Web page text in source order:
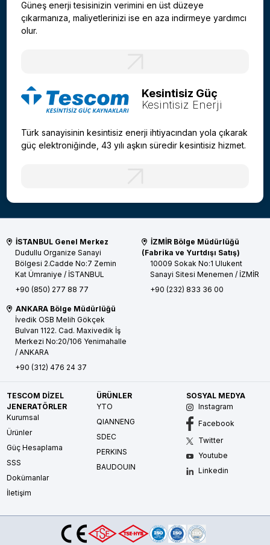
Güneş enerji tesisinizin verimini en üst düzeye
çıkarmanıza, maliyetlerinizi ise en aza indirmeye yardımcı
olur.
Kesintisiz Güç
Kesintisiz Enerji
Türk sanayisinin kesintisiz enerji ihtiyacından yola çıkarak
güç elektroniğinde, 43 yılı aşkın süredir kesintisiz hizmet.
İSTANBUL Genel Merkez
Dudullu Organize Sanayi
Bölgesi 2.Cadde No:7 Zemin
Kat Ümraniye / İSTANBUL
+90 (850) 277 88 77
İZMİR Bölge Müdürlüğü
(Fabrika ve Yurtdışı Satış)
10009 Sokak No:1 Ulukent
Sanayi Sitesi Menemen / İZMİR
+90 (232) 833 36 00
ANKARA Bölge Müdürlüğü
İvedik OSB Melih Gökçek
Bulvarı 1122. Cad. Maxivedik İş
Merkezi No:20/106 Yenimahalle
/ ANKARA
+90 (312) 476 24 37
TESCOM DİZEL
JENERATÖRLER
Kurumsal
Ürünler
Güç Hesaplama
SSS
Dokümanlar
İletişim
ÜRÜNLER
YTO
QIANNENG
SDEC
PERKINS
BAUDOUIN
SOSYAL MEDYA
Instagram
Facebook
Twitter
Youtube
Linkedin